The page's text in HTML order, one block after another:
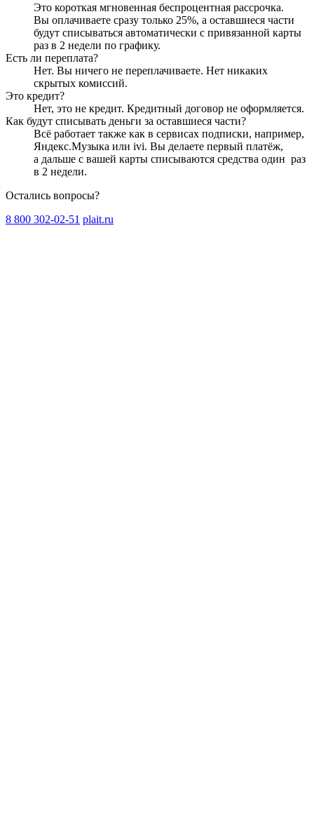
Это короткая мгновенная беспроцентная рассрочка.
Вы оплачиваете сразу только 25%, а оставшиеся части
будут списываться автоматически с привязанной карты
раз в 2 недели по графику.
Есть ли переплата?
Нет. Вы ничего не переплачиваете. Нет никаких
скрытых комиссий.
Это кредит?
Нет, это не кредит. Кредитный договор не оформляется.
Как будут списывать деньги за оставшиеся части?
Всё работает также как в сервисах подписки, например,
Яндекс.Музыка или ivi. Вы делаете первый платёж,
а дальше с вашей карты списываются средства один раз
в 2 недели.
Остались вопросы?
8 800 302-02-51 plait.ru